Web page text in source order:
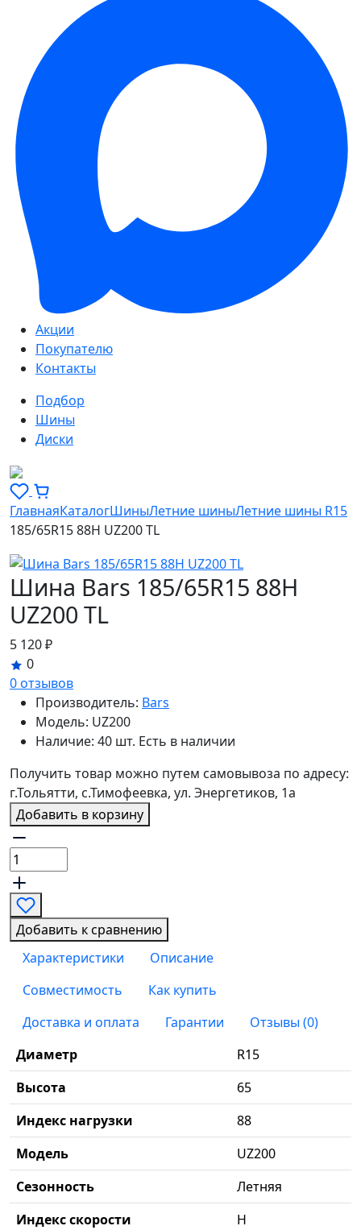
Акции
Покупателю
Контакты
Подбор
Шины
Диски
ГлавнаяКаталогШиныЛетние шиныЛетние шины R15
185/65R15 88H UZ200 TL
Шина Bars 185/65R15 88H
UZ200 TL
5 120 ₽
0
0 отзывов
Производитель: Bars
Модель: UZ200
Наличие: 40 шт. Есть в наличии
Получить товар можно путем самовывоза по адресу:
г.Тольятти, с.Тимофеевка, ул. Энергетиков, 1а
Добавить в корзину
Добавить к сравнению
Характеристики
Описание
Совместимость
Как купить
Доставка и оплата
Гарантии
Отзывы (0)
Диаметр
R15
Высота
65
Индекс нагрузки
88
Модель
UZ200
Сезонность
Летняя
Индекс скорости
H